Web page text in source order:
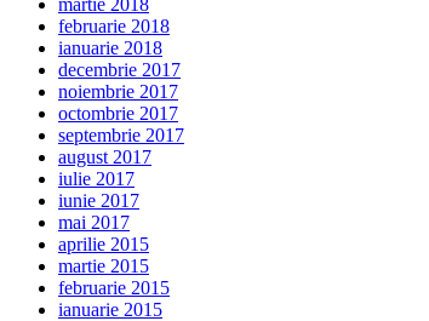
februarie 2018
ianuarie 2018
decembrie 2017
noiembrie 2017
octombrie 2017
septembrie 2017
august 2017
iulie 2017
iunie 2017
mai 2017
aprilie 2015
martie 2015
februarie 2015
ianuarie 2015